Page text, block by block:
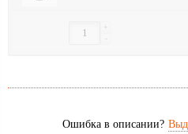
-
+
Ошибка в описании?